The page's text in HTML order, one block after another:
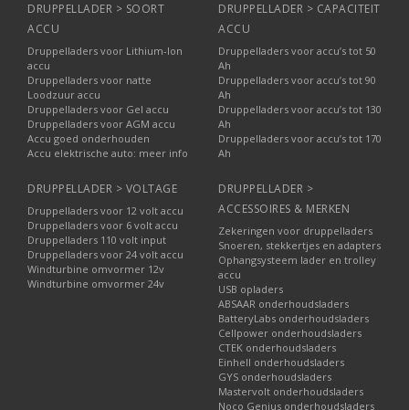
Laadspanning tijdens draaien van de motor
Veel testers werken zonder dat het nodig is om de accu los te
koppelen. De resultaten verschijnen direct op het display of
eventueel via de printfunctie.
Omschakelautomaten: automatisch
schakelen tussen stroombronnen
verschillende AC-bronnen.
Voorbeelden van bronnen:
Netspanning (230V)
Generator of aggregaat
Omvormer
Automatisch overschakelen bij spanningsverlies
Voorkomt onderbreking van stroomvoorziening
Beschermt aangesloten apparatuur
Omschakeling gebeurt vaak binnen milliseconden (afhankelijk
DRUPPELLADER > SOORT
ACCU
Druppelladers voor Lithium-Ion
accu
Druppelladers voor natte
Loodzuur accu
Druppelladers voor Gel accu
Druppelladers voor AGM accu
Accu goed onderhouden
Accu elektrische auto: meer info
DRUPPELLADER > CAPACITEIT
ACCU
Druppelladers voor accu’s tot 50
Ah
Druppelladers voor accu’s tot 90
Ah
Druppelladers voor accu’s tot 130
Ah
Druppelladers voor accu’s tot 170
Ah
DRUPPELLADER > VOLTAGE
Druppelladers voor 12 volt accu
Druppelladers voor 6 volt accu
Druppelladers 110 volt input
Druppelladers voor 24 volt accu
Windturbine omvormer 12v
Windturbine omvormer 24v
DRUPPELLADER >
ACCESSOIRES & MERKEN
Zekeringen voor druppelladers
Snoeren, stekkertjes en adapters
Ophangsysteem lader en trolley
accu
USB opladers
ABSAAR onderhoudsladers
BatteryLabs onderhoudsladers
Cellpower onderhoudsladers
CTEK onderhoudsladers
Einhell onderhoudsladers
GYS onderhoudsladers
Mastervolt onderhoudsladers
Noco Genius onderhoudsladers